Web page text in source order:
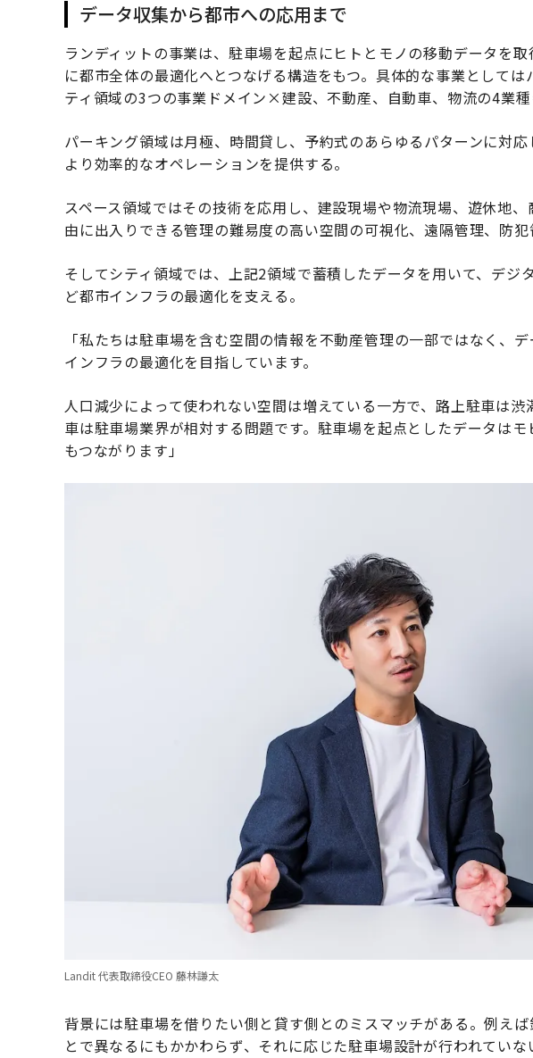
データ収集から都市への応用まで
ランディットの事業は、駐車場を起点にヒトとモノの移動データを
に都市全体の最適化へとつなげる構造をもつ。具体的な事業として
ティ領域の3つの事業ドメイン×建設、不動産、自動車、物流の4業種
パーキング領域は月極、時間貸し、予約式のあらゆるパターンに対
より効率的なオペレーションを提供する。
スペース領域ではその技術を応用し、建設現場や物流現場、遊休地
由に出入りできる管理の難易度の高い空間の可視化、遠隔管理、防犯
そしてシティ領域では、上記2領域で蓄積したデータを用いて、デジ
ど都市インフラの最適化を支える。
「私たちは駐車場を含む空間の情報を不動産管理の一部ではなく、
インフラの最適化を目指しています。
人口減少によって使われない空間は増えている一方で、路上駐車は
車は駐車場業界が相対する問題です。駐車場を起点としたデータは
もつながります」
Landit 代表取締役CEO 藤林謙太
背景には駐車場を借りたい側と貸す側とのミスマッチがある。例え
とで異なるにもかかわらず、それに応じた駐車場設計が行われていな